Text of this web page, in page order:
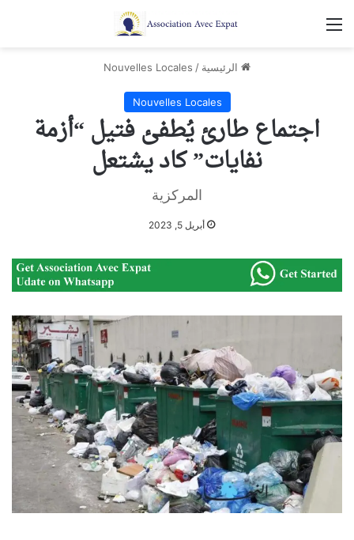
القائمة
الرئيسية /
Nouvelles Locales
Nouvelles Locales
اجتماع طارئ يُطفئ فتيل “أزمة
نفايات” كاد يشتعل
المركزية
أبريل 5, 2023